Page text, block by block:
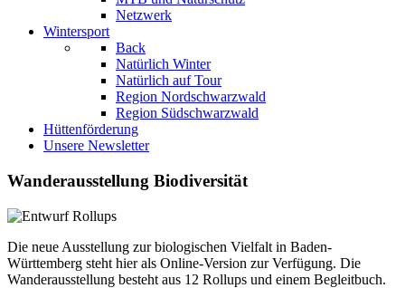
Netzwerk
Wintersport
Back
Natürlich Winter
Natürlich auf Tour
Region Nordschwarzwald
Region Südschwarzwald
Hüttenförderung
Unsere Newsletter
Wanderausstellung Biodiversität
Die neue Ausstellung zur biologischen Vielfalt in Baden-
Württemberg steht hier als Online-Version zur Verfügung. Die
Wanderausstellung besteht aus 12 Rollups und einem Begleitbuch.